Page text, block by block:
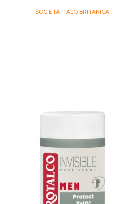
SOCIETA ITALO BRITANICA